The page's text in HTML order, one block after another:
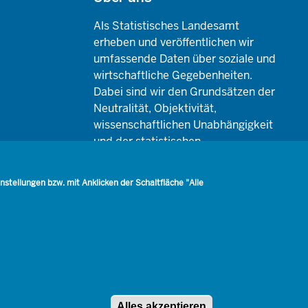
Als Statistisches Landesamt
erheben und veröffentlichen wir
umfassende Daten über soziale und
wirtschaftliche Gegebenheiten.
Dabei sind wir den Grundsätzen der
Neutralität, Objektivität,
wissenschaftlichen Unabhängigkeit
und der statistischen
Barrierefreiheit
bzw. mit Anklicken der Schaltfläche "Alle